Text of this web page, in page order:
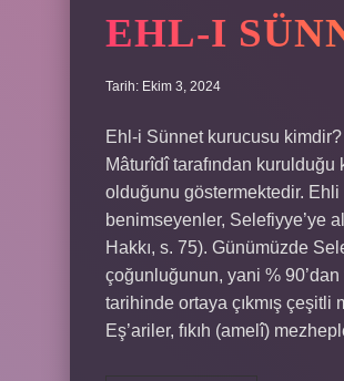
EHL-I
Tarih: Ekim 3, 2024
Ehl-i Sünnet kurucusu kimdir?
Mâturîdî tarafından
olduğunu göstermektedir.
benimseyenler, Selefiyye’ye
Hakkı, s. 75). Günümüzde
çoğunluğunun, yani %
tarihinde ortaya çıkmış
Eş’ariler, fıkıh (amelî)